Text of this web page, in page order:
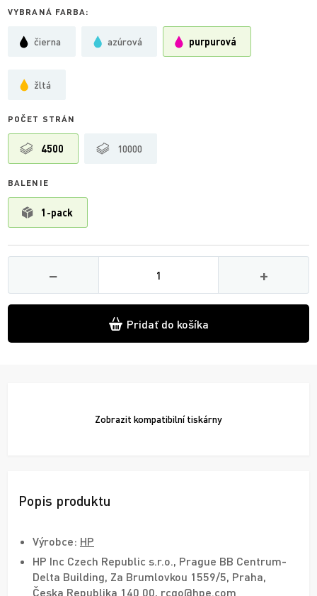
VYBRANÁ FARBA:
čierna azúrová purpurová
žltá
POČET STRÁN
4500 10000
BALENIE
1-pack
−
Množství
+
Pridať do košíka
Zobrazit kompatibilní tiskárny
Popis produktu
Výrobce: HP
HP Inc Czech Republic s.r.o., Prague BB Centrum-
Delta Building, Za Brumlovkou 1559/5, Praha,
Česka Republika 140 00, rcgo@hpe.com